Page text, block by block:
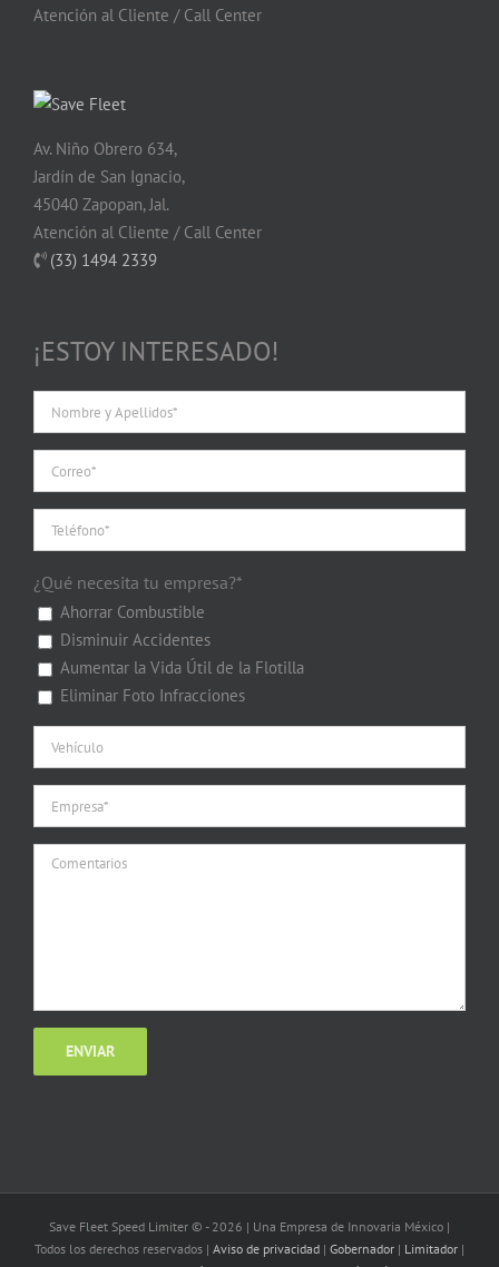
Atención al Cliente / Call Center
Av. Niño Obrero 634,
Jardín de San Ignacio,
45040 Zapopan, Jal.
Atención al Cliente / Call Center
(33) 1494 2339
¡ESTOY INTERESADO!
¿Qué necesita tu empresa?*
Ahorrar Combustible
Disminuir Accidentes
Aumentar la Vida Útil de la Flotilla
Eliminar Foto Infracciones
Save Fleet Speed Limiter © - 2026 | Una Empresa de Innovaria México |
Todos los derechos reservados | Aviso de privacidad | Gobernador | Limitador |